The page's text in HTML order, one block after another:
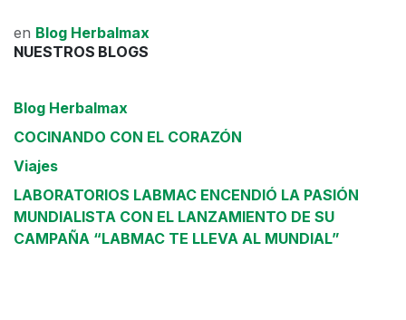
en Blog Herbalmax
NUESTROS BLOGS
Blog Herbalmax
COCINANDO CON EL CORAZÓN
Viajes
LABORATORIOS LABMAC ENCENDIÓ LA PASIÓN
MUNDIALISTA CON EL LANZAMIENTO DE SU
CAMPAÑA “LABMAC TE LLEVA AL MUNDIAL”